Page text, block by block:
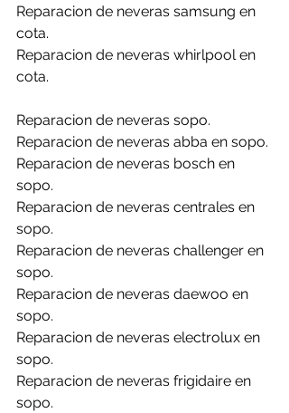
Reparacion de neveras samsung en
cota.
Reparacion de neveras whirlpool en
cota.
Reparacion de neveras sopo.
Reparacion de neveras abba en sopo.
Reparacion de neveras bosch en
sopo.
Reparacion de neveras centrales en
sopo.
Reparacion de neveras challenger en
sopo.
Reparacion de neveras daewoo en
sopo.
Reparacion de neveras electrolux en
sopo.
Reparacion de neveras frigidaire en
sopo.